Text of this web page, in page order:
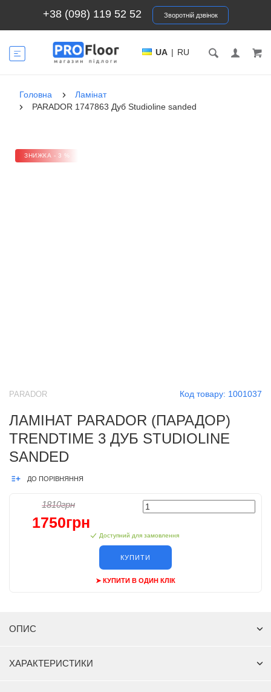
+38 (098) 119 52 52 Зворотній дзвінок
UA | RU
Головна
Ламінат
PARADOR 1747863 Дуб Studioline sanded
ЗНИЖКА - 3 %
Код товару: 1001037
PARADOR
ЛАМІНАТ PARADOR (ПАРАДОР)
TRENDTIME 3 ДУБ STUDIOLINE
SANDED
ДО ПОРІВНЯННЯ
1810грн
1750грн
Доступний для замовлення
КУПИТИ
➤ КУПИТИ В ОДИН КЛІК
ОПИС
ХАРАКТЕРИСТИКИ